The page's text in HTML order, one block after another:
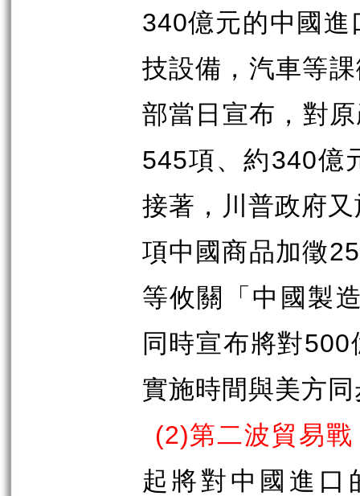
340億元的中國進
技設備，汽車等
部當日宣布，對
545項、約340億
接著，川普政府
項中國商品加徵
等攸關「中國製
同時宣布將對500
實施時間與美方
(2)第二波貿易戰
起將對中國進口